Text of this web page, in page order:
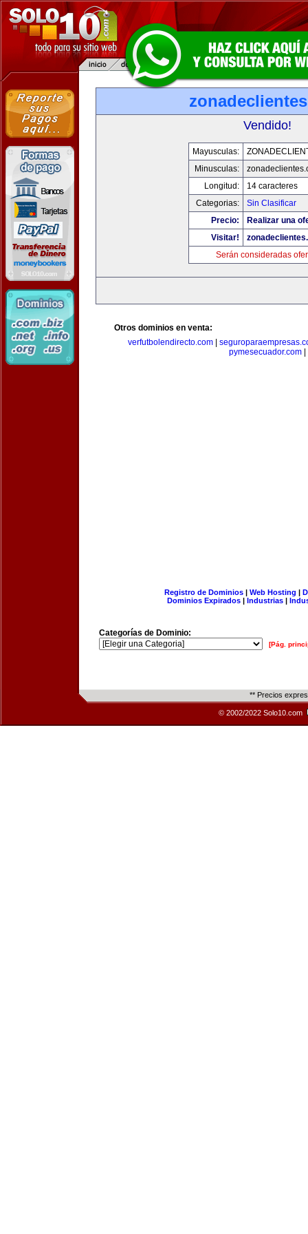
Vendido!
Mayusculas:
Minusculas:
Longitud:
14 caracteres
Categorias:
Sin Clasificar
Precio:
Realizar una
Visitar!
Serán consideradas
Otros dominios en venta:
verfutbolendirecto.com|
pymesecuador.com
Registro de Dominios| Web Hosting |
Dominios Expirados | Industrias |
Categorías de Dominio:
[Pág.
** Precios
© 2002/2022 Solo10.com